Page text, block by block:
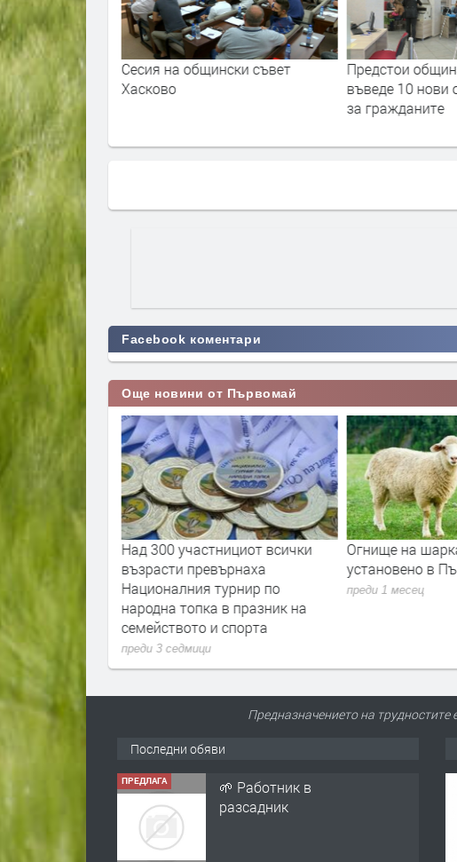
съвет
Сесия на общински съвет
Хасково
Предстои
въведе 10 нови
за гражданите
Facebook коментари
Още новини от Първомай
труд и
поздрави
рождения ѝ
Над 300 участнициот всички
възрасти превърнаха
Националния турнир по
народна топка в празник на
семейството и спорта
преди 3 седмици
Огнище на
установено в
преди 1 месец
Предназначението на
Последни обяви
ПРЕДЛАГА
🌱 Работник в
разсадник